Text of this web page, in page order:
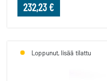
232,23 €
Loppunut, lisää tilattu